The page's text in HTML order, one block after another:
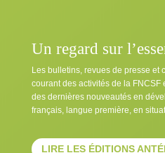
Un regard sur
Les bulletins, revues de presse et
courant des activités de la FNCSF
des dernières nouveautés en
français, langue première, en
LIRE LES ÉDITIONS